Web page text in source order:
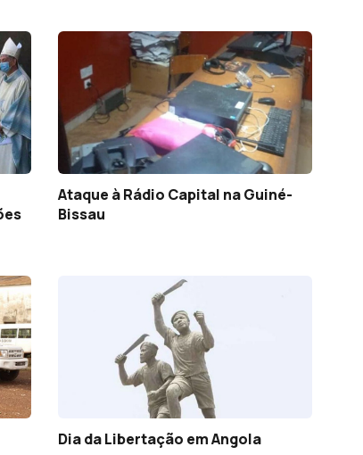
Ataque à Rádio Capital na Guiné-
Bissau
Dia da Libertação em Angola